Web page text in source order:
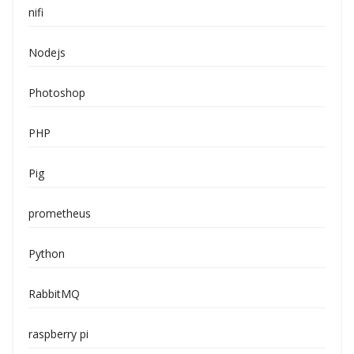
nifi
Nodejs
Photoshop
PHP
Pig
prometheus
Python
RabbitMQ
raspberry pi